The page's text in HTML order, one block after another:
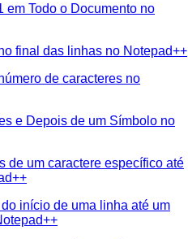
em Todo o Documento no
final das linhas no Notepad++
de caracteres no
e Depois de um Símbolo no
de um caractere específico até
início de uma linha até um